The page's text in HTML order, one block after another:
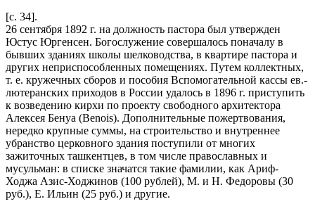
[c. 34].
26 сентября 1892 г. на должность пастора был утвержден
Юстус Юргенсен. Богослужение совершалось поначалу в
бывших зданиях школы шелководства, в квартире пастора и
других неприспособленных помещениях. Путем коллектных,
т. е. кружечных сборов и пособия Вспомогательной кассы ев.-
лютеранских приходов в России удалось в 1896 г. приступить
к возведению кирхи по проекту свободного архитектора
Алексея Бенуа (Benois). Дополнительные пожертвования,
нередко крупные суммы, на строительство и внутреннее
убранство церковного здания поступили от многих
зажиточных ташкентцев, в том числе православных и
мусульман: в списке значатся такие фамилии, как Ариф-
Ходжа Азис-Ходжинов (100 рублей), М. и Н. Федоровы (30
руб.), Е. Ильин (25 руб.) и другие.